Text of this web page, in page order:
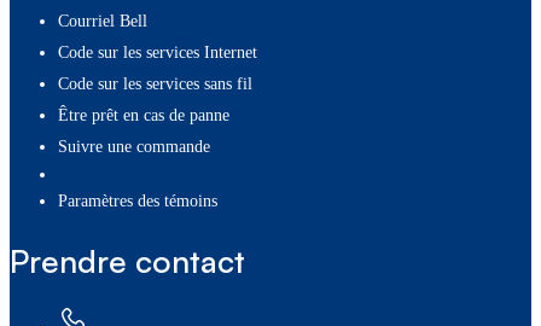
Courriel Bell
Code sur les services Internet
Code sur les services sans fil
Être prêt en cas de panne
Suivre une commande
paramètres des témoins
Prendre contact